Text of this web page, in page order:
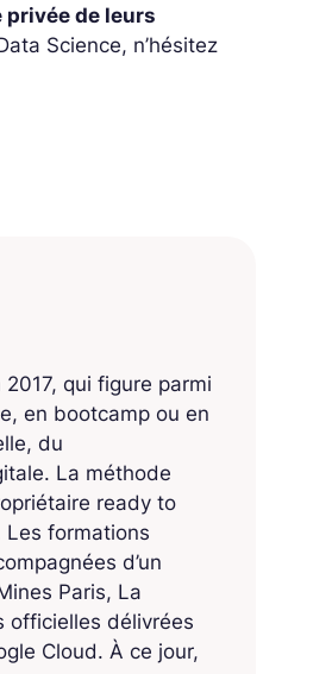
privée de leurs
Science, n’hésitez
qui figure parmi
en bootcamp ou en
du
La méthode
ready to
Les formations
d’un
Paris, La
officielles délivrées
Cloud. À ce jour,